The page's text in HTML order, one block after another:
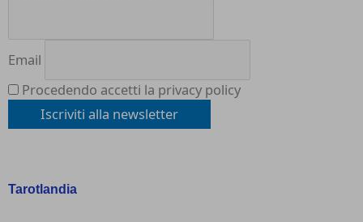
Email
Procedendo accetti la privacy policy
Tarotlandia